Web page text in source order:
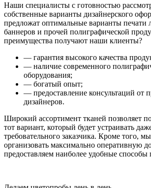
Наши специалисты с готовностью
собственные варианты дизайнерского
предложат оптимальные варианты печати
баннеров и прочей полиграфической
преимущества получают наши клиенты?
— гарантия высокого качества
— наличие современного
оборудования;
— богатый опыт;
— предоставление консультаций от
дизайнеров.
Широкий ассортимент тканей позволяет
тот вариант, который будет устраивать
требовательного заказчика. Кроме того,
организовать максимально оперативную
предоставляем наиболее удобные способы